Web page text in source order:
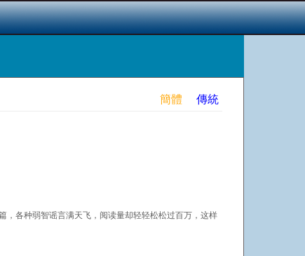
簡體 傳統
，各种弱智谣言满天飞，阅读量却轻轻松松过百万，这样